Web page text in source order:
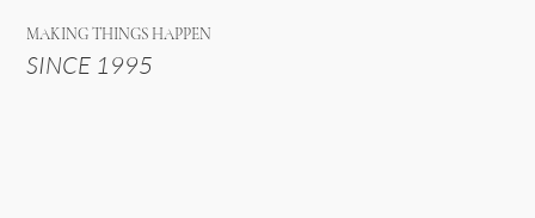
MAKING THINGS HAPPEN
SINCE 1995